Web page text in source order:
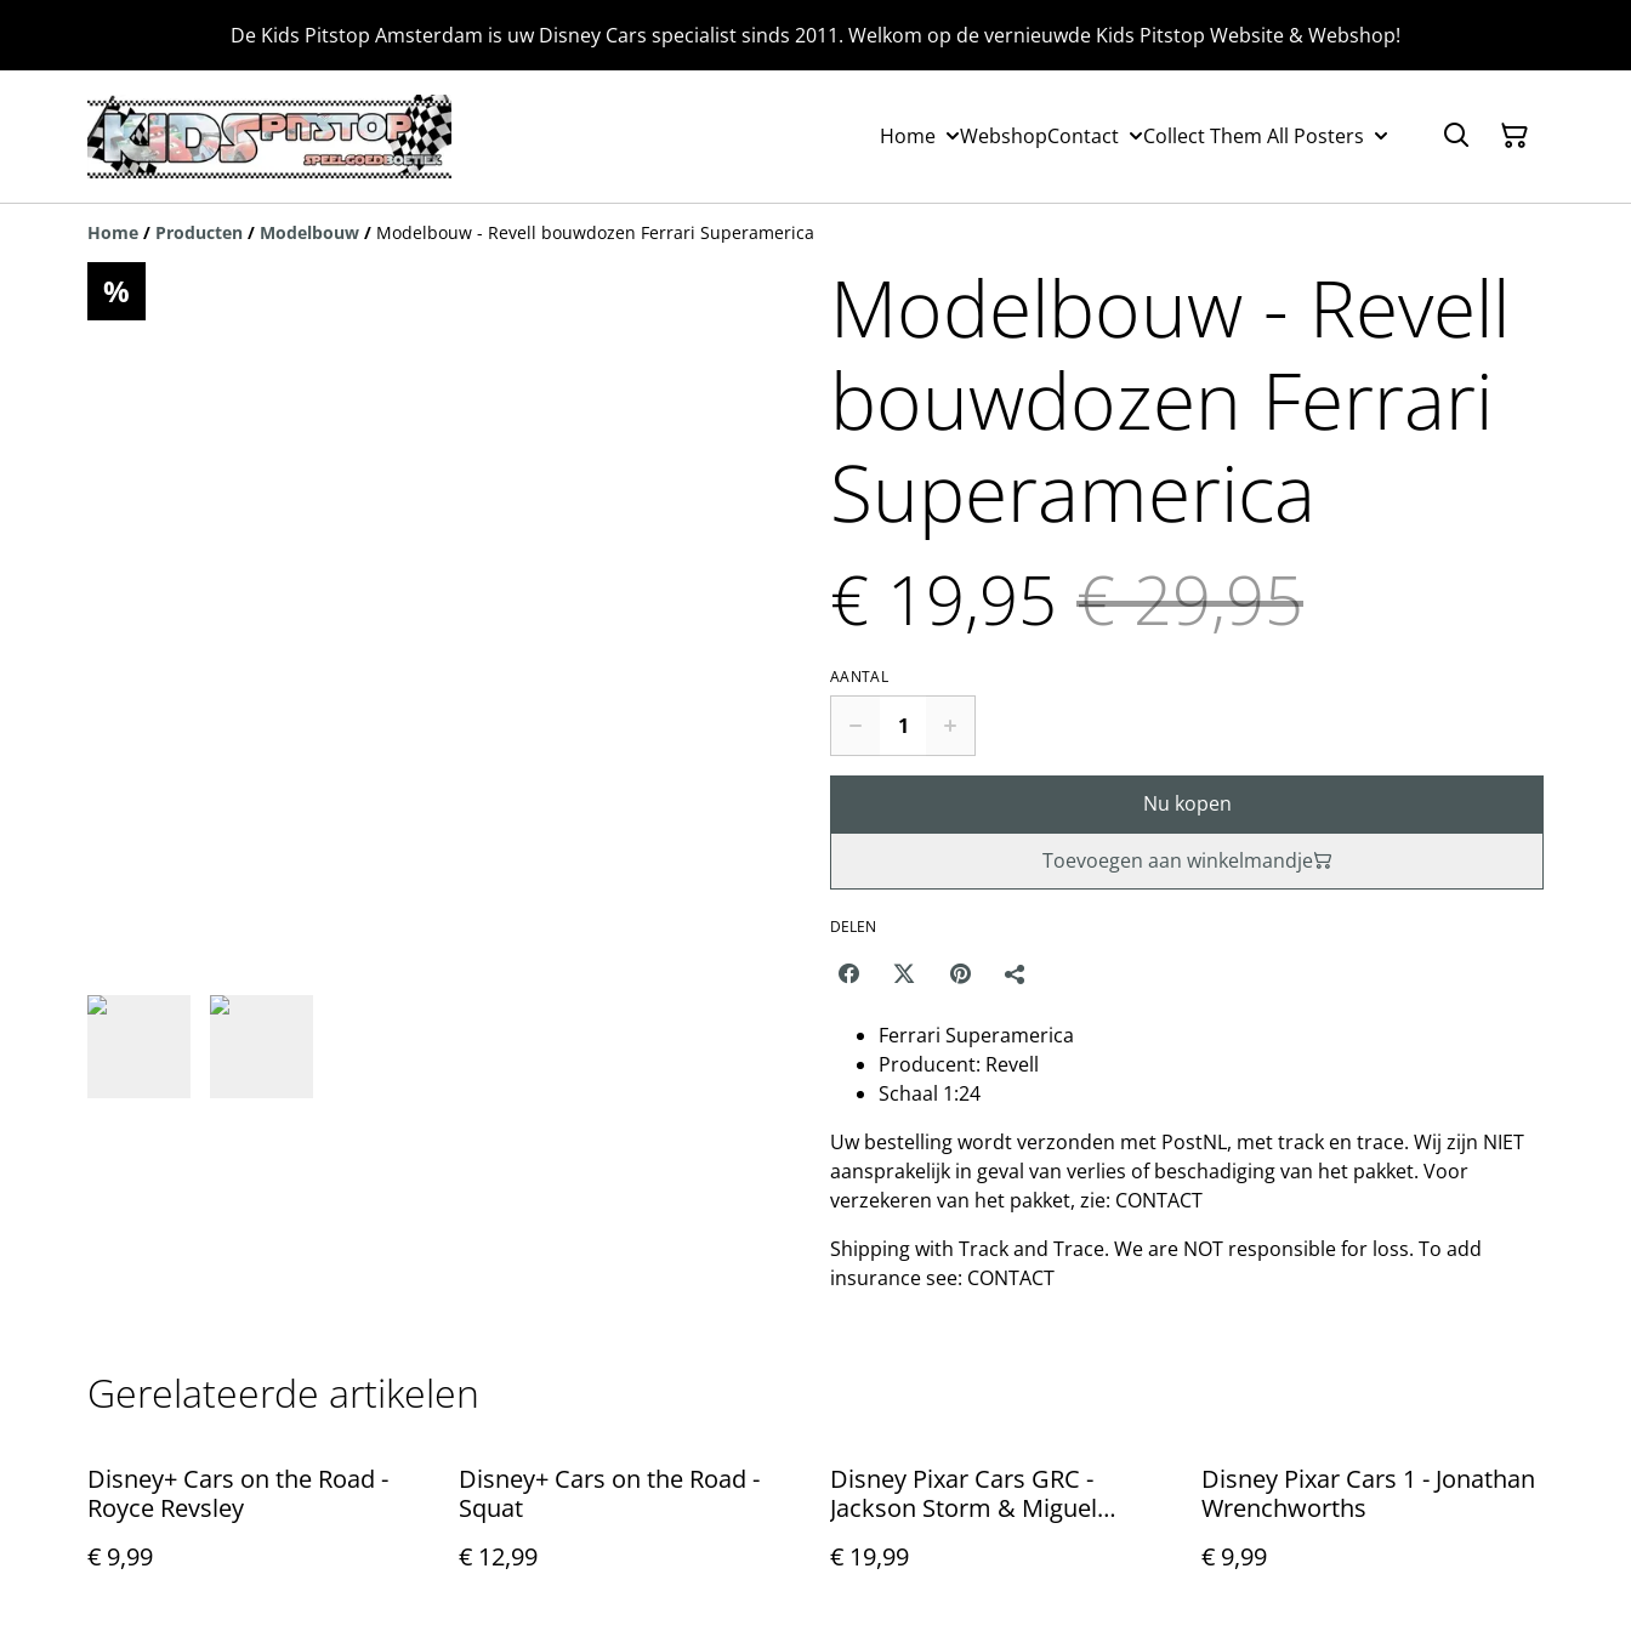
De Kids Pitstop Amsterdam is uw Disney Cars specialist sinds 2011. Welkom op de vernieuwde Kids Pitstop Website & Webshop!
Home WebshopContact Collect Them All Posters
Home / Producten / Modelbouw / Modelbouw - Revell bouwdozen Ferrari Superamerica
%
Modelbouw - Revell
bouwdozen Ferrari
Superamerica
€ 19,95 € 29,95
AANTAL
Nu kopen
Toevoegen aan winkelmandje
DELEN
Ferrari Superamerica
Producent: Revell
Schaal 1:24
Uw bestelling wordt verzonden met PostNL, met track en trace. Wij zijn NIET
aansprakelijk in geval van verlies of beschadiging van het pakket. Voor
verzekeren van het pakket, zie: CONTACT
Shipping with Track and Trace. We are NOT responsible for loss. To add
insurance see: CONTACT
Gerelateerde artikelen
Disney+ Cars on the Road -
Royce Revsley
€ 9,99
Disney+ Cars on the Road -
Squat
€ 12,99
Disney Pixar Cars GRC -
Jackson Storm & Miguel
€ 19,99
Disney Pixar Cars 1 - Jonathan
Wrenchworths
€ 9,99